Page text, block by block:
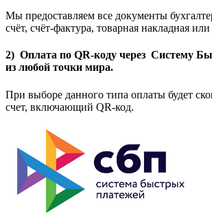
Мы предоставляем все документы
счёт, счёт-фактура, товарная накладная
2) Оплата по QR-коду через Систему
из любой точки мира.
При выборе данного типа оплаты будет
счет, включающий QR-код.